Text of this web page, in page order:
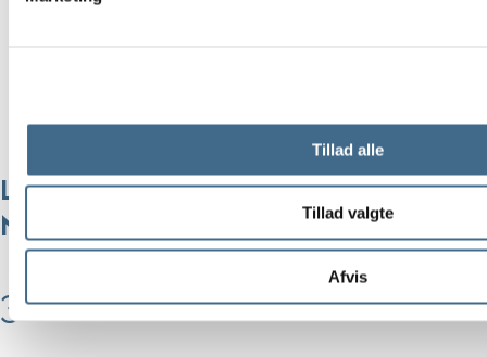
Tillad alle
Tillad valgte
Afvis
LED lys fra Ester og Erik 2 stk. –
Nougat Note
300,00kr.